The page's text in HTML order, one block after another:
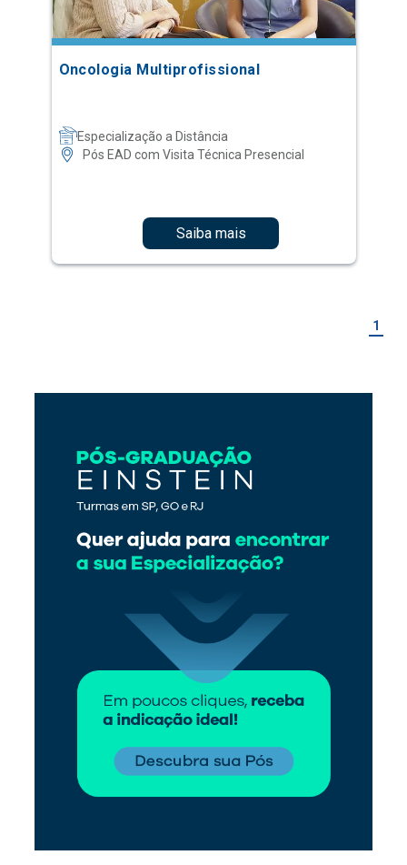
Oncologia Multiprofissional
Especialização a Distância
Pós EAD com Visita Técnica Presencial
Saiba mais
1